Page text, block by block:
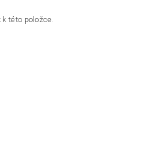
k této položce.